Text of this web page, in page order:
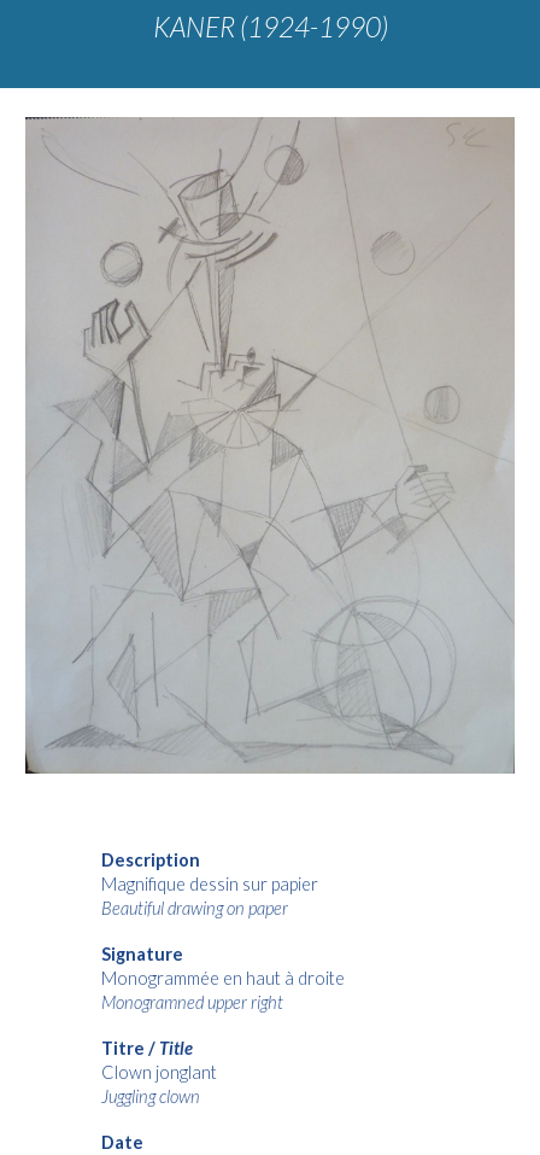
KANER (1924-1990)
Description
Magnifique dessin sur papier
Beautiful drawing on paper
Signature
Monogrammée en haut à droite
Monogramned upper right
Titre / Title
Clown jonglant
Juggling clown
Date